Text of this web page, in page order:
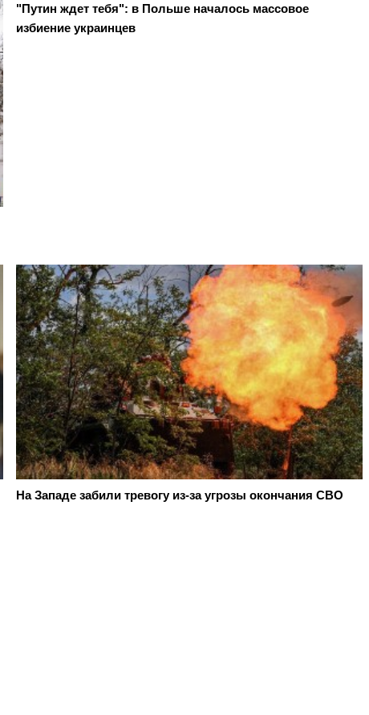
"Путин ждет тебя": в Польше началось массовое
избиение украинцев
На Западе забили тревогу из-за угрозы окончания СВО